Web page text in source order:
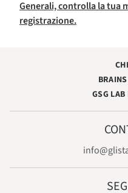
Generali, controlla la tua
registrazione.
GSG